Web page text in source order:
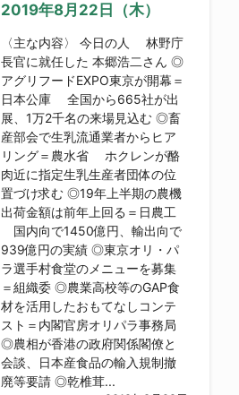
2019年8月22日（木）
〈主な内容〉 今日の人 林野庁
長官に就任した 本郷浩二さん ◎
アグリフードEXPO東京が開幕＝
日本公庫 全国から665社が出
展、1万2千名の来場見込む ◎畜
産部会で生乳流通業者からヒア
リング＝農水省 ホクレンが酪
肉近に指定生乳生産者団体の位
置づけ求む ◎19年上半期の農機
出荷金額は前年上回る＝日農工
国内向で1450億円、輸出向で
939億円の実績 ◎東京オリ・パ
ラ選手村食堂のメニューを募集
＝組織委 ◎農業高校等のGAP食
材を活用したおもてなしコンテ
スト＝内閣官房オリパラ事務局
◎農相が香港の政府関係閣僚と
会談、日本産食品の輸入規制撤
廃等要請 ◎乾椎茸...